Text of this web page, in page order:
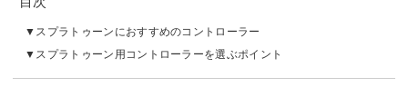
スプラトゥーンにおすすめのコントローラー
スプラトゥーン用コントローラーを選ぶポイント